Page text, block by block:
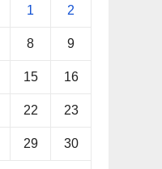
1 2
8 9
15 16
22 23
29 30